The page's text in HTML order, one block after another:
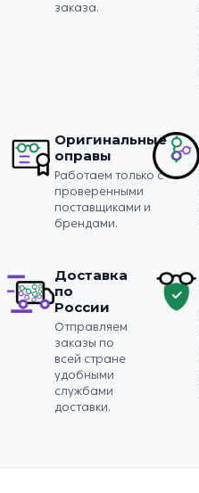
заказа.
Оригинальные
оправы
Работаем только с
проверенными
поставщиками и
брендами.
Доставка
по
России
Отправляем
заказы по
всей стране
удобными
службами
доставки.